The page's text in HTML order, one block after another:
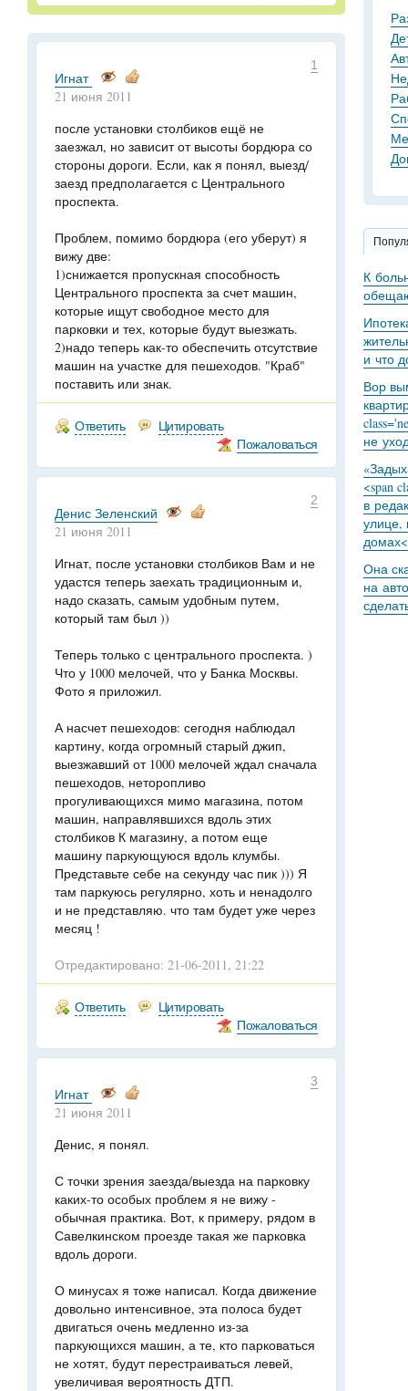
1
Игнат
21 июня 2011
после установки столбиков ещё не
заезжал, но зависит от высоты бордюра со
стороны дороги. Если, как я понял, выезд/
заезд предполагается с Центрального
проспекта.
Проблем, помимо бордюра (его уберут) я
вижу две:
1)снижается пропускная способность
Центрального проспекта за счет машин,
которые ищут свободное место для
парковки и тех, которые будут выезжать.
2)надо теперь как-то обеспечить отсутствие
машин на участке для пешеходов. "Краб"
поставить или знак.
Ответить
Цитировать
Пожаловаться
2
Денис Зеленский
21 июня 2011
Игнат, после установки столбиков Вам и не
удастся теперь заехать традиционным и,
надо сказать, самым удобным путем,
который там был ))
Теперь только с центрального проспекта. )
Что у 1000 мелочей, что у Банка Москвы.
Фото я приложил.
А насчет пешеходов: сегодня наблюдал
картину, когда огромный старый джип,
выезжавший от 1000 мелочей ждал сначала
пешеходов, неторопливо
прогуливающихся мимо магазина, потом
машин, направлявшихся вдоль этих
столбиков К магазину, а потом еще
машину паркующуюся вдоль клумбы.
Представьте себе на секунду час пик ))) Я
там паркуюсь регулярно, хоть и ненадолго
и не представляю. что там будет уже через
месяц !
Отредактировано: 21-06-2011, 21:22
Ответить
Цитировать
Пожаловаться
3
Игнат
21 июня 2011
Денис, я понял.
С точки зрения заезда/выезда на парковку
каких-то особых проблем я не вижу -
обычная практика. Вот, к примеру, рядом в
Савелкинском проезде такая же парковка
вдоль дороги.
О минусах я тоже написал. Когда движение
довольно интенсивное, эта полоса будет
двигаться очень медленно из-за
паркующихся машин, а те, кто парковаться
не хотят, будут перестраиваться левей,
увеличивая вероятность ДТП.
К
и что
Вор
не
<span
в
улице,
Она
на